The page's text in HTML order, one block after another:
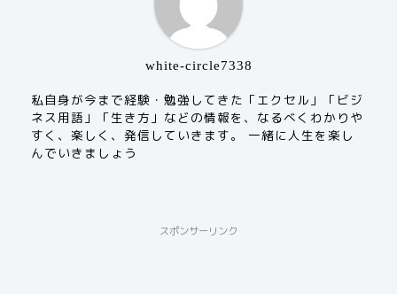
white-circle7338
私自身が今まで経験・勉強してきた「エクセル」「ビジ
ネス用語」「生き方」などの情報を、なるべくわかりや
すく、楽しく、発信していきます。 一緒に人生を楽し
んでいきましょう
スポンサーリンク